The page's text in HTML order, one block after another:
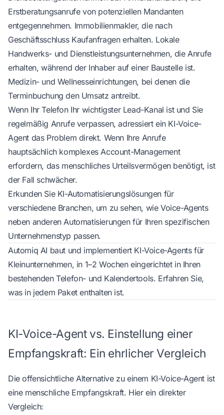
Erstberatungsanrufe von potenziellen Mandanten
entgegennehmen. Immobilienmakler, die nach
Geschäftsschluss Kaufanfragen erhalten. Lokale
Handwerks- und Dienstleistungsunternehmen, die Anrufe
erhalten, während der Inhaber auf einer Baustelle ist.
Medizin- und Wellnesseinrichtungen, bei denen die
Terminbuchung den Umsatz antreibt.
Wenn Ihr Telefon Ihr wichtigster Lead-Kanal ist und Sie
regelmäßig Anrufe verpassen, adressiert ein KI-Voice-
Agent das Problem direkt. Wenn Ihre Anrufe
hauptsächlich komplexes Account-Management
erfordern, das menschliches Urteilsvermögen benötigt, ist
der Fall schwächer.
Erkunden Sie KI-Automatisierungslösungen für
verschiedene Branchen, um zu sehen, wie Voice-Agents
neben anderen Automatisierungen für Ihren spezifischen
Unternehmenstyp passen.
Automiq AI baut und implementiert KI-Voice-Agents für
Kleinunternehmen, in 1–2 Wochen eingerichtet in Ihren
bestehenden Telefon- und Kalendertools. Erfahren Sie,
was in jedem Paket enthalten ist.
KI-Voice-Agent vs. Einstellung einer
Empfangskraft: Ein ehrlicher Vergleich
Die offensichtliche Alternative zu einem KI-Voice-Agent ist
eine menschliche Empfangskraft. Hier ein direkter
Vergleich: